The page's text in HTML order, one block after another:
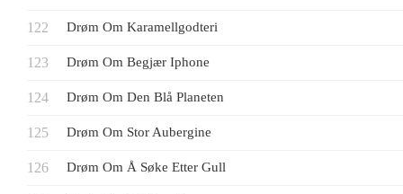
Drøm Om Karamellgodteri
Drøm Om Begjær Iphone
Drøm Om Den Blå Planeten
Drøm Om Stor Aubergine
Drøm Om Å Søke Etter Gull